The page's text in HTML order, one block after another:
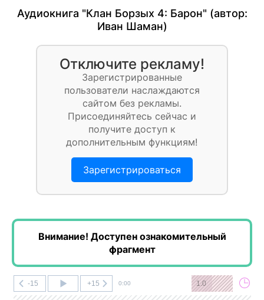
Аудиокнига "Клан Борзых 4: Барон" (автор:
Иван Шаман)
Отключите рекламу!
Зарегистрированные
пользователи наслаждаются
сайтом без рекламы.
Присоединяйтесь сейчас и
получите доступ к
дополнительным функциям!
Зарегистрироваться
Внимание! Доступен ознакомительный
фрагмент
-15 +15 0:00 1.0